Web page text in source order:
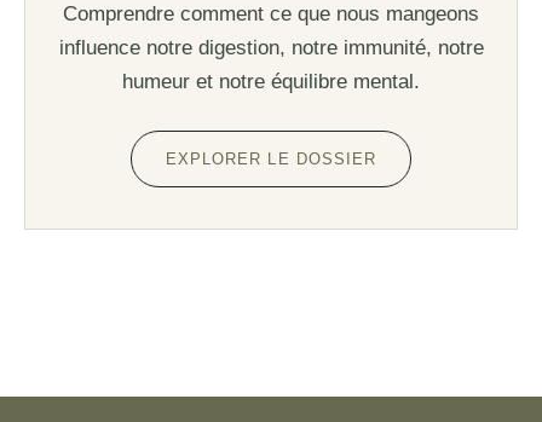
Comprendre comment ce que nous mangeons
influence notre digestion, notre immunité, notre
humeur et notre équilibre mental.
EXPLORER LE DOSSIER